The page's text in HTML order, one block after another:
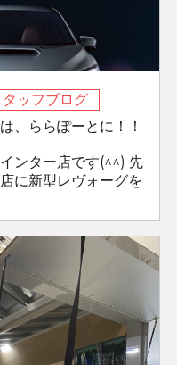
タッフブログ
、ららぽーとに！！
ンター店です(^^) 先
に新型レヴォーグを